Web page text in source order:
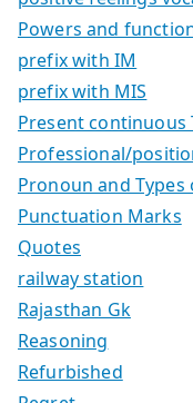
Powers and
prefix with IM
prefix with MIS
Present continuous
Professional/
Pronoun and Types
Punctuation Marks
Quotes
railway station
Rajasthan Gk
Reasoning
Refurbished